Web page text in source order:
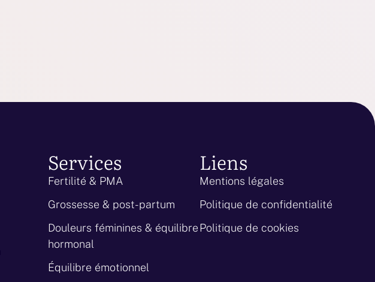
Services
Fertilité & PMA
Grossesse & post-partum
Douleurs féminines & équilibre
hormonal
Équilibre émotionnel
Liens
Mentions légales
Politique de confidentialité
Politique de cookies